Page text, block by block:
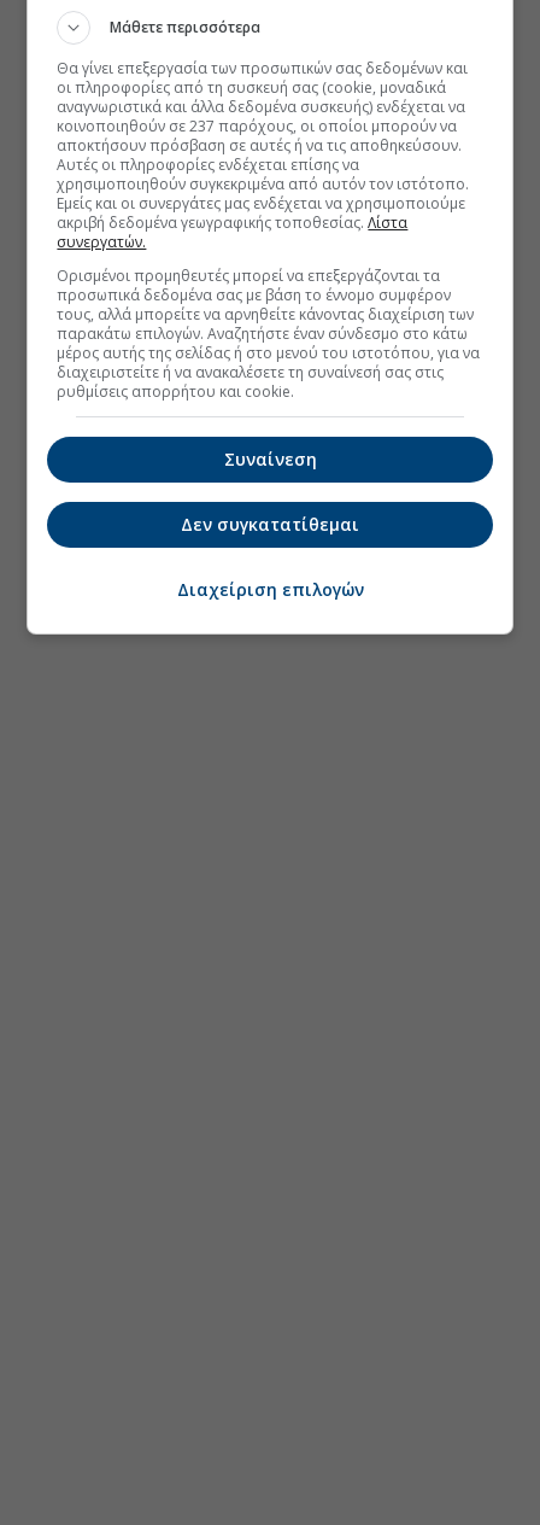
Μάθετε περισσότερα
Θα γίνει επεξεργασία των προσωπικών σας δεδομένων και
οι πληροφορίες από τη συσκευή σας (cookie, μοναδικά
αναγνωριστικά και άλλα δεδομένα συσκευής) ενδέχεται να
κοινοποιηθούν σε 237 παρόχους, οι οποίοι μπορούν να
αποκτήσουν πρόσβαση σε αυτές ή να τις αποθηκεύσουν.
Αυτές οι πληροφορίες ενδέχεται επίσης να
χρησιμοποιηθούν συγκεκριμένα από αυτόν τον ιστότοπο.
Εμείς και οι συνεργάτες μας ενδέχεται να χρησιμοποιούμε
ακριβή δεδομένα γεωγραφικής τοποθεσίας.Λίστα
συνεργατών.
Ορισμένοι προμηθευτές μπορεί να επεξεργάζονται τα
προσωπικά δεδομένα σας με βάση το έννομο συμφέρον
τους, αλλά μπορείτε να αρνηθείτε κάνοντας διαχείριση των
παρακάτω επιλογών. Αναζητήστε έναν σύνδεσμο στο κάτω
μέρος αυτής της σελίδας ή στο μενού του ιστοτόπου, για να
διαχειριστείτε ή να ανακαλέσετε τη συναίνεσή σας στις
ρυθμίσεις απορρήτου και cookie.
Συναίνεση
Δεν συγκατατίθεμαι
Διαχείριση επιλογών